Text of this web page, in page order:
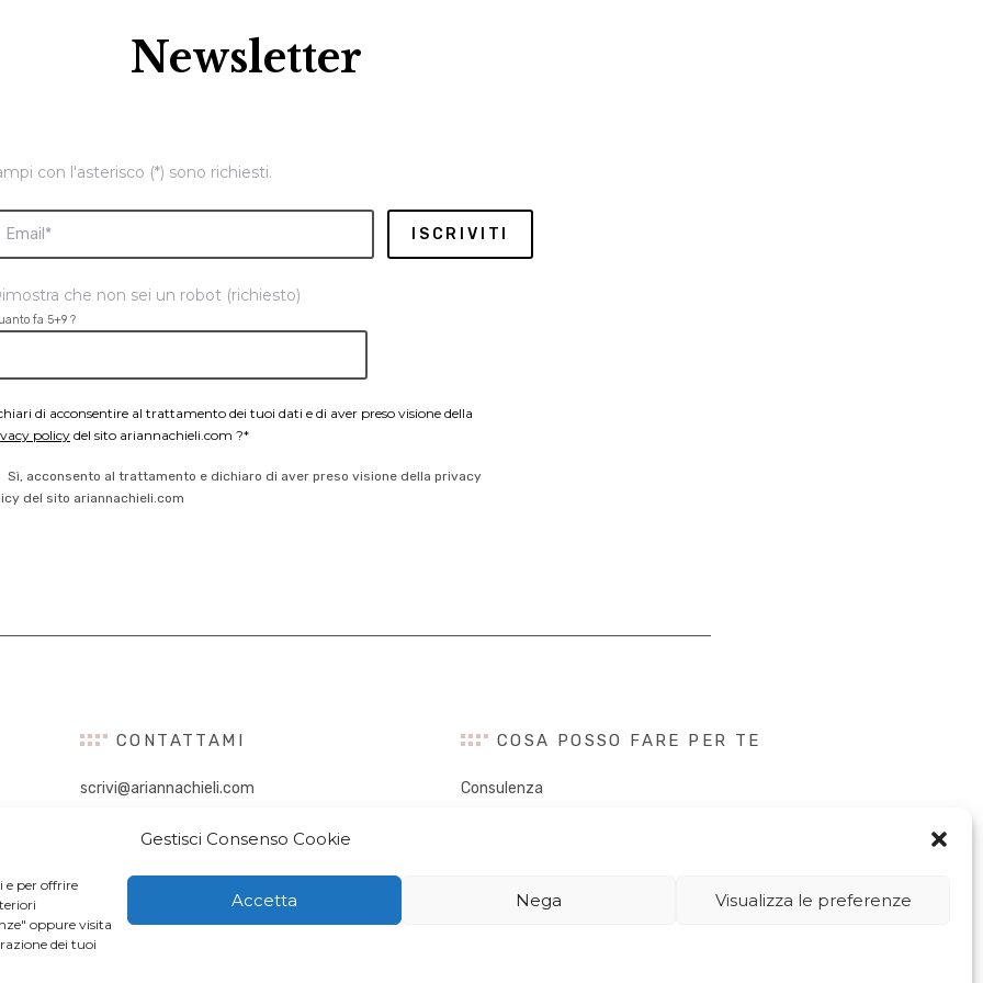
Gestisci Consenso Cookie
e per offrire
oppure visita
dei tuoi
Accetta Nega Visualizza le preferenze
Newsletter
con l'asterisco (*) sono richiesti.
che non sei un robot (richiesto)
fa 5+9 ?
di acconsentire al trattamento dei tuoi dati e di aver preso visione della
policydel sito ariannachieli.com ?*
Sì, acconsento al trattamento e dichiaro di aver preso visione della privacy
del sito ariannachieli.com
CONTATTAMI
scrivi@ariannachieli.com
COSA POSSO FARE PER TE
Consulenza
Influencer Marketing